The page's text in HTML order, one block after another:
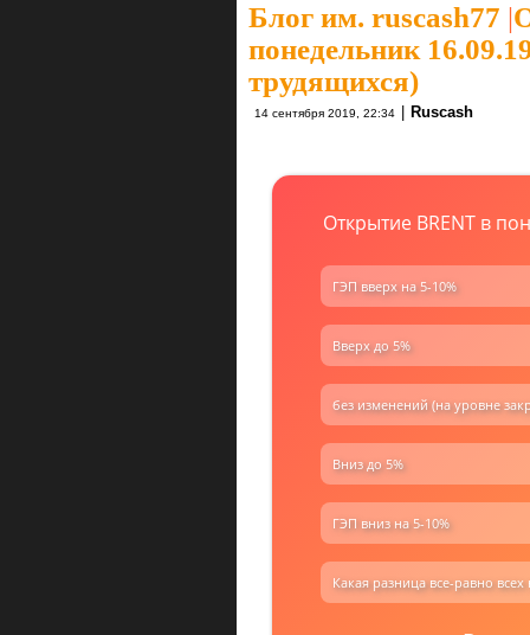
Блог им. ruscash77 |
понедельник
трудящихся)
14 сентября 2019, 22:34 Ruscash
Открытие BRENT в
ГЭП вверх на 5-10%
Вверх до 5%
без изменений (на уровне
Вниз до 5%
ГЭП вниз на 5-10%
Какая разница все-равно всех